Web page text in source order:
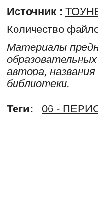
Источник :
Количество
Материалы
автора,
библиотеки.
Теги: 06 -